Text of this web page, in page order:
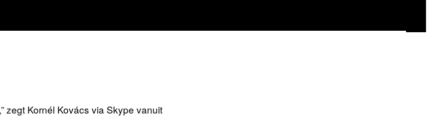
zegt Kornél Kovács via Skype vanuit